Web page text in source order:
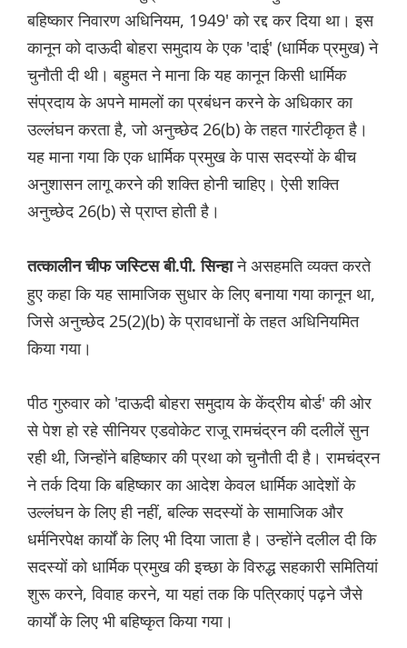
बहिष्कार निवारण अधिनियम, 1949' को रद्द कर दिया था। इस
कानून को दाऊदी बोहरा समुदाय के एक 'दाई' (धार्मिक प्रमुख) ने
चुनौती दी थी। बहुमत ने माना कि यह कानून किसी धार्मिक
संप्रदाय के अपने मामलों का प्रबंधन करने के अधिकार का
उल्लंघन करता है, जो अनुच्छेद 26(b) के तहत गारंटीकृत है।
यह माना गया कि एक धार्मिक प्रमुख के पास सदस्यों के बीच
अनुशासन लागू करने की शक्ति होनी चाहिए। ऐसी शक्ति
अनुच्छेद 26(b) से प्राप्त होती है।
तत्कालीन चीफ जस्टिस बी.पी. सिन्हाने असहमति व्यक्त करते
हुए कहा कि यह सामाजिक सुधार के लिए बनाया गया कानून था,
जिसे अनुच्छेद 25(2)(b) के प्रावधानों के तहत अधिनियमित
किया गया।
पीठ गुरुवार को 'दाऊदी बोहरा समुदाय के केंद्रीय बोर्ड' की ओर
से पेश हो रहे सीनियर एडवोकेट राजू रामचंद्रन की दलीलें सुन
रही थी, जिन्होंने बहिष्कार की प्रथा को चुनौती दी है। रामचंद्रन
ने तर्क दिया कि बहिष्कार का आदेश केवल धार्मिक आदेशों के
उल्लंघन के लिए ही नहीं, बल्कि सदस्यों के सामाजिक और
धर्मनिरपेक्ष कार्यों के लिए भी दिया जाता है। उन्होंने दलील दी कि
सदस्यों को धार्मिक प्रमुख की इच्छा के विरुद्ध सहकारी समितियां
शुरू करने, विवाह करने, या यहां तक ​​कि पत्रिकाएं पढ़ने जैसे
कार्यों के लिए भी बहिष्कृत किया गया।